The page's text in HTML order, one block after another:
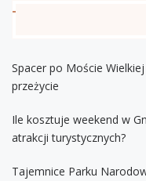
Spacer po Moście
przeżycie
Ile kosztuje weekend w
atrakcji turystycznych?
Tajemnice Parku